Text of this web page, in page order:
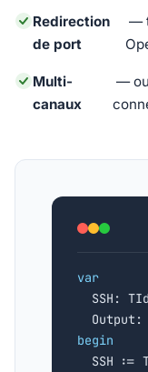
Redirection
de port
—
Multi-
canaux
—
var
SSH:
  Output:
begin
SSH :=